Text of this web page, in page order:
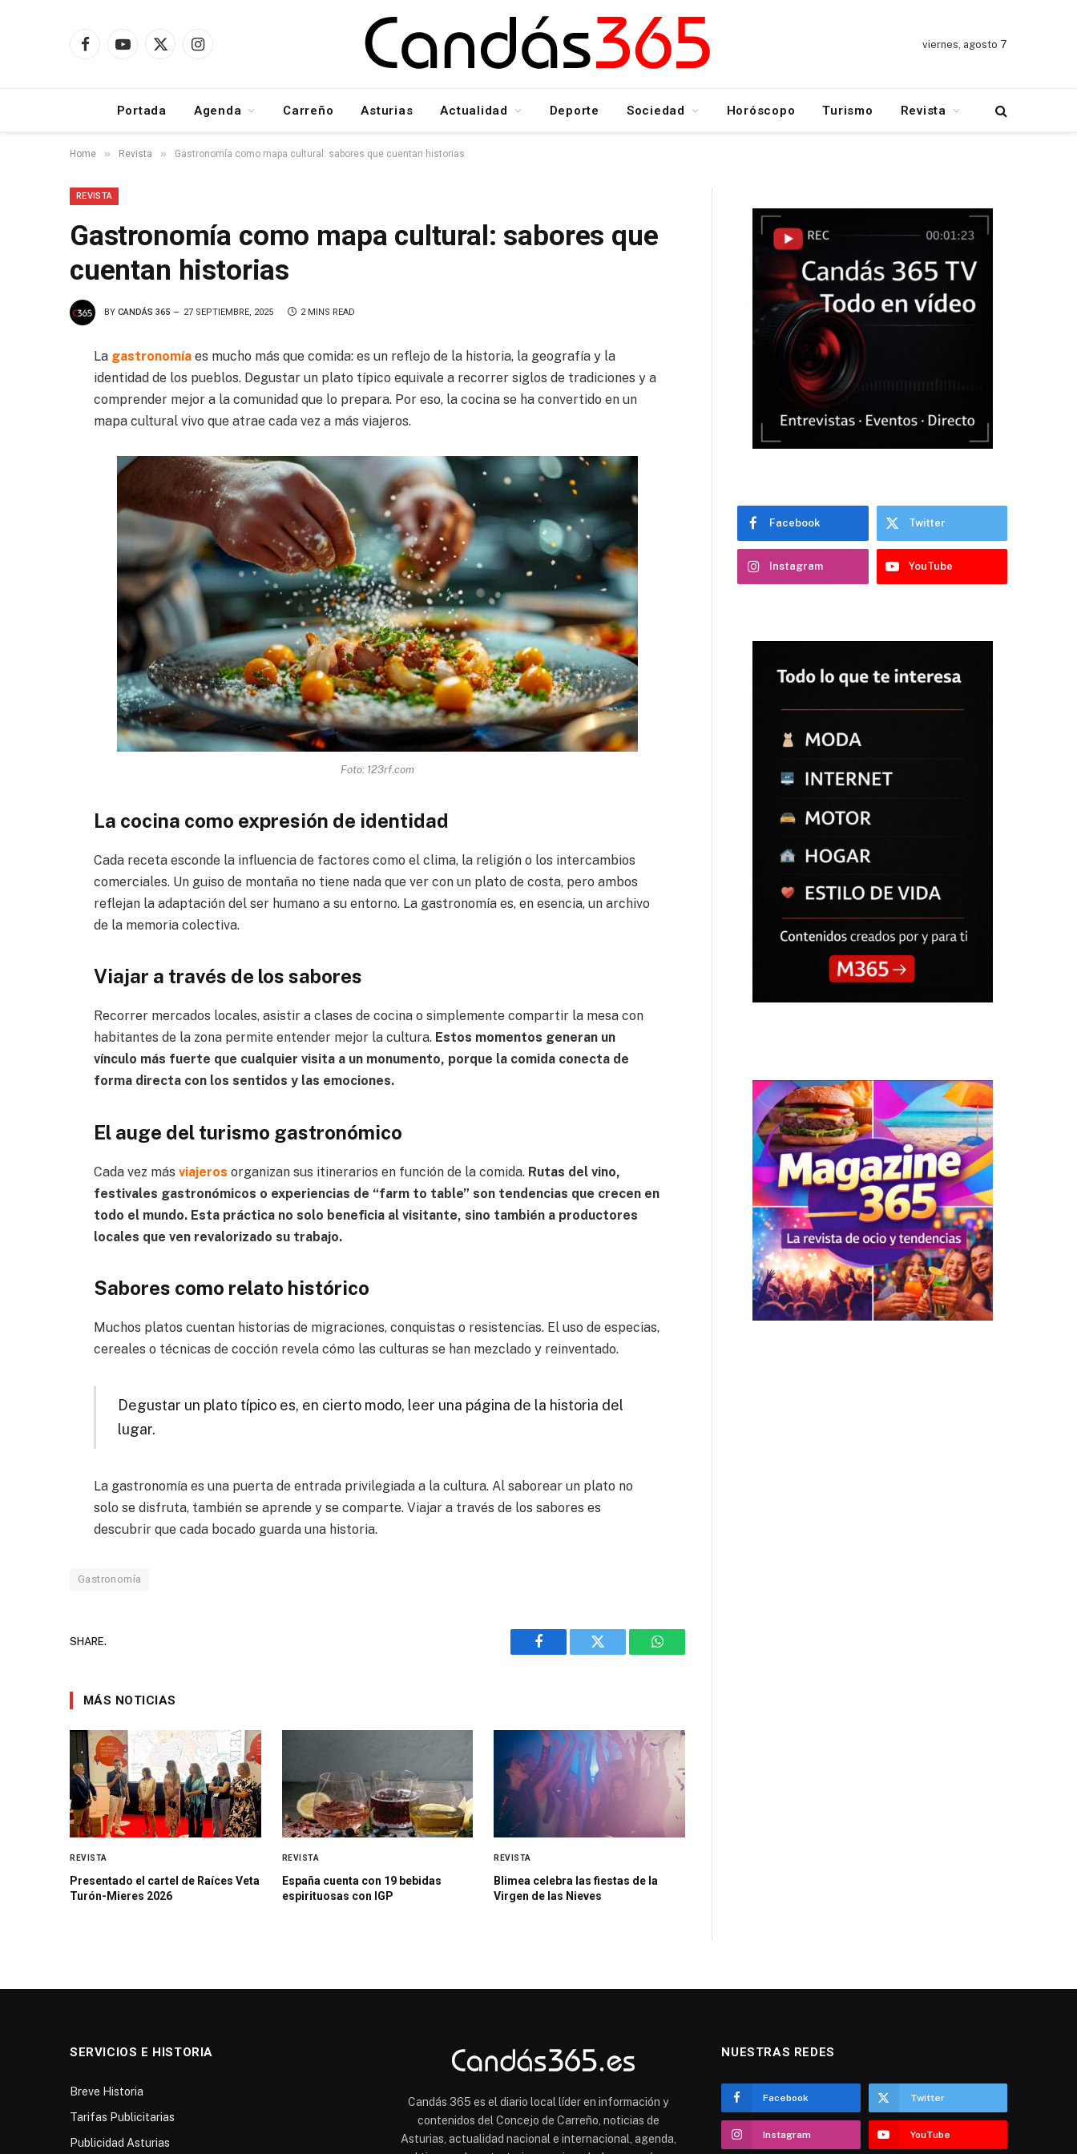
FacebookYouTube
X
Instagram
viernes, agosto 7
Portada Agenda Carreño Asturias Actualidad Deporte Sociedad Horóscopo Turismo Revista
Home » Revista » Gastronomía como mapa cultural: sabores que cuentan historias
REVISTA
Gastronomía como mapa cultural: sabores que
cuentan historias
BY CANDÁS 365 27 SEPTIEMBRE, 2025 2 MINS READ
La gastronomía es mucho más que comida: es un reflejo de la historia, la geografía y la
identidad de los pueblos. Degustar un plato típico equivale a recorrer siglos de tradiciones y a
comprender mejor a la comunidad que lo prepara. Por eso, la cocina se ha convertido en un
mapa cultural vivo que atrae cada vez a más viajeros.
Foto: 123rf.com
La cocina como expresión de identidad
Cada receta esconde la influencia de factores como el clima, la religión o los intercambios
comerciales. Un guiso de montaña no tiene nada que ver con un plato de costa, pero ambos
reflejan la adaptación del ser humano a su entorno. La gastronomía es, en esencia, un archivo
de la memoria colectiva.
Viajar a través de los sabores
Recorrer mercados locales, asistir a clases de cocina o simplemente compartir la mesa con
habitantes de la zona permite entender mejor la cultura. Estos momentos generan un
vínculo más fuerte que cualquier visita a un monumento, porque la comida conecta de
forma directa con los sentidos y las emociones.
El auge del turismo gastronómico
Cada vez másviajeros organizan sus itinerarios en función de la comida. Rutas del vino,
festivales gastronómicos o experiencias de “farm to table” son tendencias que crecen en
todo el mundo. Esta práctica no solo beneficia al visitante, sino también a productores
locales que ven revalorizado su trabajo.
Sabores como relato histórico
Muchos platos cuentan historias de migraciones, conquistas o resistencias. El uso de especias,
cereales o técnicas de cocción revela cómo las culturas se han mezclado y reinventado.
Degustar un plato típico es, en cierto modo, leer una página de la historia del
lugar.
La gastronomía es una puerta de entrada privilegiada a la cultura. Al saborear un plato no
solo se disfruta, también se aprende y se comparte. Viajar a través de los sabores es
descubrir que cada bocado guarda una historia.
Gastronomía
SHARE.
Facebook Twitter WhatsApp
MÁS NOTICIAS
REVISTA
Presentado el cartel de Raíces Veta
Turón-Mieres 2026
REVISTA
España cuenta con 19 bebidas
espirituosas con IGP
REVISTA
Blimea celebra las fiestas de la
Virgen de las Nieves
Facebook Twitter
Instagram YouTube
SERVICIOS E HISTORIA
Breve Historia
Tarifas Publicitarias
Publicidad Asturias
Candás 365 es el diario local líder en información y
contenidos del Concejo de Carreño, noticias de
Asturias, actualidad nacional e internacional, agenda,
NUESTRAS REDES
Facebook Twitter
Instagram YouTube